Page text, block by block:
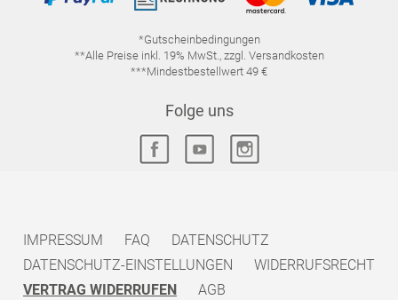
*Gutscheinbedingungen
**Alle Preise inkl. 19% MwSt., zzgl. Versandkosten
***Mindestbestellwert 49 €
Folge uns
IMPRESSUM FAQ
DATENSCHUTZ
DATENSCHUTZ-EINSTELLUNGEN
WIDERRUFSRECHT
VERTRAG WIDERRUFEN
AGB